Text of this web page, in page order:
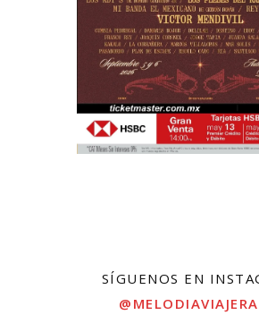
SÍGUENOS EN